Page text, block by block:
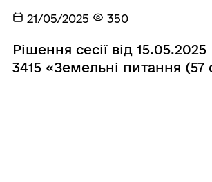
21/05/2025 350
Рішення сесії від
3415 «Земельні питання (57